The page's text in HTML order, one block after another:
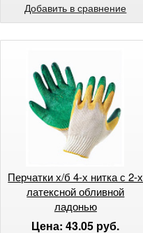
Добавить в сравнение
Перчатки х/б 4-х нитка с 2-х
латексной обливной
ладонью
Цена: 43.05 руб.